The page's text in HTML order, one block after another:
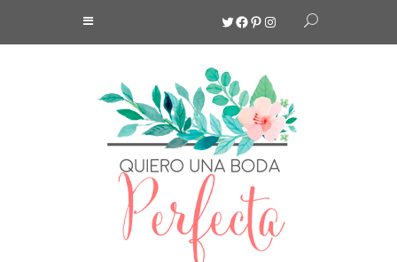
Twitter
Facebook
Pinterest
Instagram